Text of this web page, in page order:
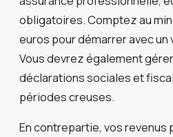
obligatoires. Comptez au
euros pour démarrer avec un
Vous devrez également
déclarations sociales et
périodes creuses.
En contrepartie, vos revenus